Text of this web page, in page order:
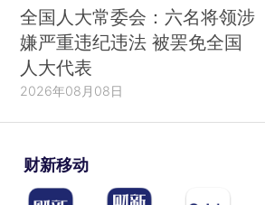
全国人大常委会：六名将领涉
嫌严重违纪违法 被罢免全国
人大代表
2026年08月08日
财新移动